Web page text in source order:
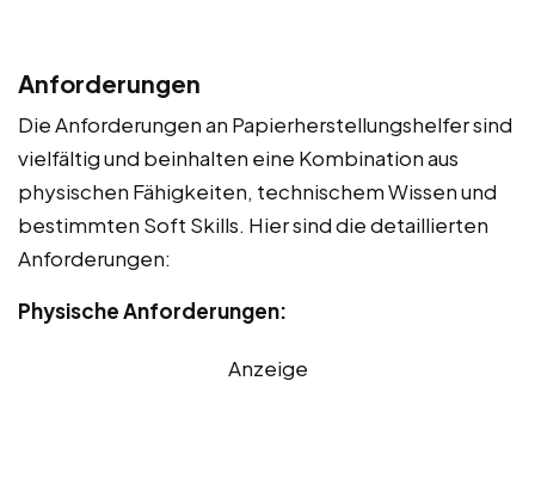
Anforderungen
Die Anforderungen an Papierherstellungshelfer sind
vielfältig und beinhalten eine Kombination aus
physischen Fähigkeiten, technischem Wissen und
bestimmten Soft Skills. Hier sind die detaillierten
Anforderungen:
Physische Anforderungen:
Anzeige